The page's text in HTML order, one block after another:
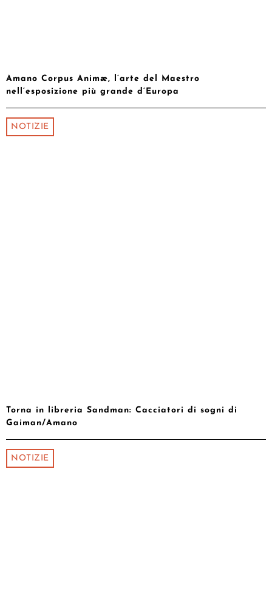
Amano Corpus Animæ, l’arte del Maestro
nell’esposizione più grande d’Europa
NOTIZIE
Torna in libreria Sandman: Cacciatori di sogni di
Gaiman/Amano
NOTIZIE